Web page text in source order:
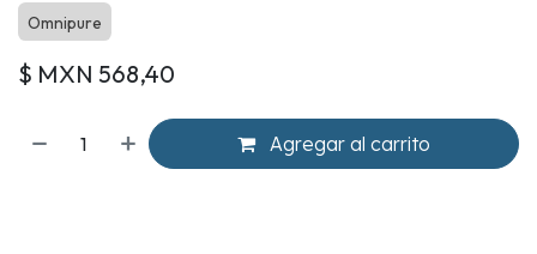
Omnipure
$ MXN 568,40
Agregar al carrito